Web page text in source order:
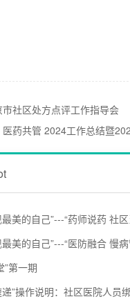
市社区处方点评工作指导会
药共管 2024工作总结暨
”第一期
”操作说明：社区医院人员